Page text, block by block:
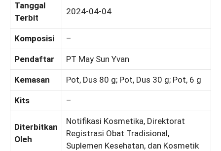
Tanggal
Terbit
2024-04-04
Komposisi –
Pendaftar PT May Sun Yvan
Kemasan Pot, Dus 80 g; Pot, Dus 30 g; Pot, 6 g
Kits –
Diterbitkan
Oleh
Notifikasi Kosmetika, Direktorat
Registrasi Obat Tradisional,
Suplemen Kesehatan, dan Kosmetik